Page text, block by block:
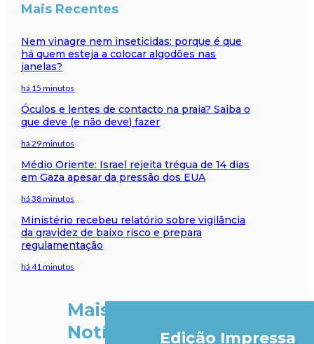
Mais Recentes
Nem vinagre nem inseticidas: porque é que
há quem esteja a colocar algodões nas
janelas?
há 15 minutos
Óculos e lentes de contacto na praia? Saiba o
que deve (e não deve) fazer
há 29 minutos
Médio Oriente: Israel rejeita trégua de 14 dias
em Gaza apesar da pressão dos EUA
há 38 minutos
Ministério recebeu relatório sobre vigilância
da gravidez de baixo risco e prepara
regulamentação
há 41 minutos
Mais
Notícias
Edição Impressa